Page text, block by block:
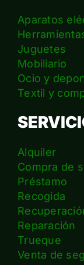
Aparatos
Juguetes
Mobiliario
Ocio y
Textil y
Alquiler
Compra de
Préstamo
Recogida
Reparación
Trueque
Venta de